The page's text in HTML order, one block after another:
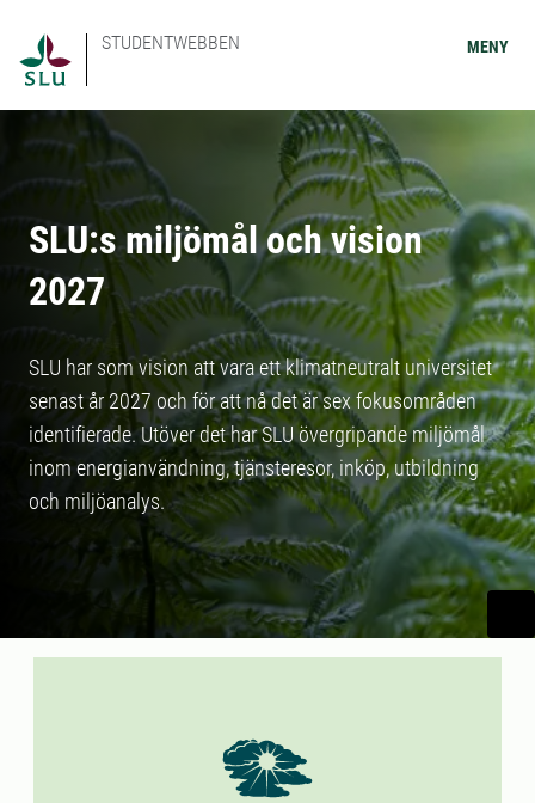
STUDENTWEBBEN MENY
SLU:s miljömål och vision
2027
SLU har som vision att vara ett klimatneutralt universitet
senast år 2027 och för att nå det är sex fokusområden
identifierade. Utöver det har SLU övergripande miljömål
inom energianvändning, tjänsteresor, inköp, utbildning
och miljöanalys.